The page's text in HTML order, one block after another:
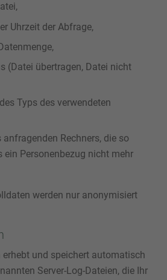
Uhrzeit der Abfrage,
(Datei übertragen, Datei nicht
Typs des verwendeten
anfragenden Rechners, die so
ein Personenbezug nicht mehr
werden nur anonymisiert
erhebt und speichert automatisch
Server-Log-Dateien, die Ihr